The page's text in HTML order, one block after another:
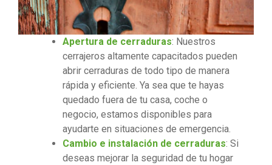
Apertura de cerraduras: Nuestros
cerrajeros altamente capacitados pueden
abrir cerraduras de todo tipo de manera
rápida y eficiente. Ya sea que te hayas
quedado fuera de tu casa, coche o
negocio, estamos disponibles para
ayudarte en situaciones de emergencia.
Cambio e instalación de cerraduras: Si
deseas mejorar la seguridad de tu hogar